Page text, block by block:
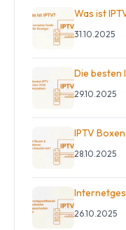
Was ist
31.10.2025
Die besten
29.10.2025
IPTV
28.10.2025
26.10.2025